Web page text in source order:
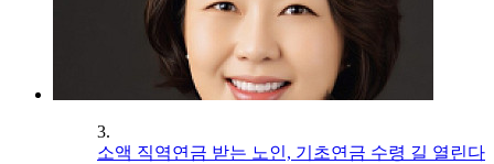
3.
소액 직역연금 받는 노인, 기초연금 수령 길 열린다